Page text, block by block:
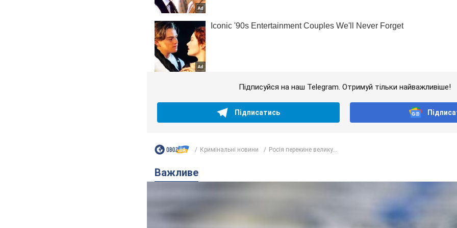
Підписуйся на наш Telegram. Отримуй тільки найважливіше!
Підписатись
Кримінальні новини Росія перекине велику...
Важливе